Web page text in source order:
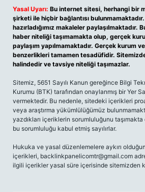
Yasal Uyarı: Bu internet sitesi, herhangi bir
şirketi ile hiçbir bağlantısı
hazırladığımız makaleler paylaşılmaktadır.
haber niteliği taşımamakta olup, gerçek
paylaşım yapılmamaktadır. Gerçek kurum
benzerlikleri tamamen tesadüfidir.
halindedir ve tavsiye niteliği taşımazlar.
Sitemiz, 5651 Sayılı Kanun gereğince Bilgi
Kurumu (BTK) tarafından onaylanmış bir Yer
vermektedir. Bu nedenle, sitedeki içerikleri
veya araştırma yükümlülüğümüz
yazdıkları içeriklerin sorumluluğunu
bu sorumluluğu kabul etmiş sayılırlar.
Hukuka ve yasal düzenlemelere aykırı
içerikleri, backlinkpanelicomtr@gmail.com
ilgili içerikler yasal süre içerisinde sitemizden